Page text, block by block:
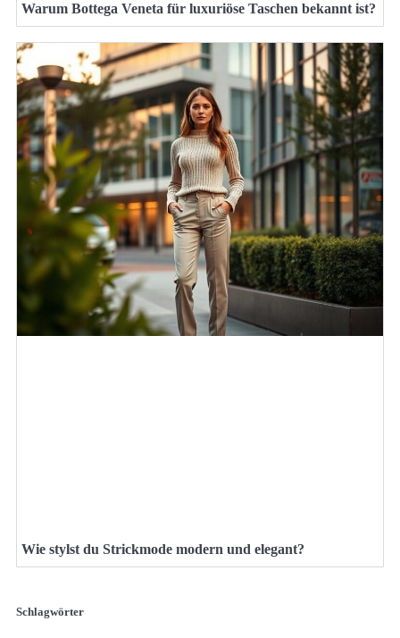
Warum Bottega Veneta für luxuriöse Taschen bekannt ist?
Wie stylst du Strickmode modern und elegant?
Schlagwörter